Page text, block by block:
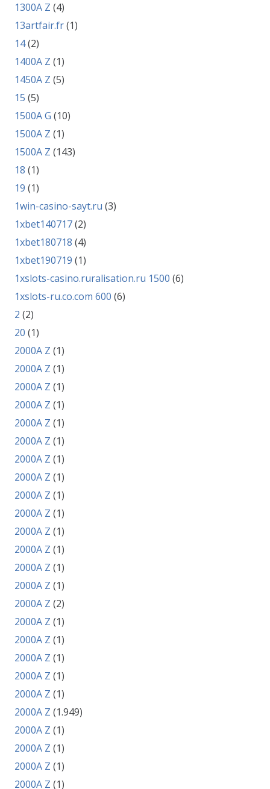
1300A Z (4)
13artfair.fr(1)
14(2)
1400A Z (1)
1450A Z (5)
15 (5)
1500A G (10)
1500A Z (1)
1500A Z (143)
18 (1)
19 (1)
1win-casino-sayt.ru (3)
1xbet140717(2)
1xbet180718 (4)
1xbet190719 (1)
1xslots-casino.ruralisation.ru 1500 (6)
1xslots-ru.co.com 600 (6)
2 (2)
20 (1)
2000A Z (1)
2000A Z (1)
2000A Z (1)
2000A Z (1)
2000A Z (1)
2000A Z (1)
2000A Z (1)
2000A Z (1)
2000A Z (1)
2000A Z (1)
2000A Z (1)
2000A Z (1)
2000A Z (1)
2000A Z (1)
2000A Z (2)
2000A Z (1)
2000A Z (1)
2000A Z (1)
2000A Z (1)
2000A Z (1)
2000A Z (1.949)
2000A Z (1)
2000A Z (1)
2000A Z (1)
2000A Z (1)